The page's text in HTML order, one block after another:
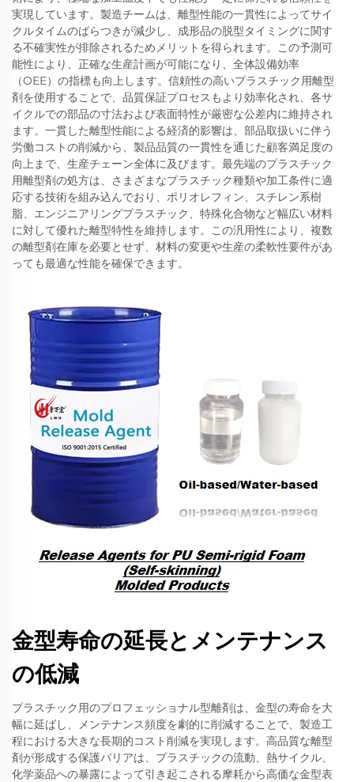
実現しています。製造チームは、離型性能の一貫性によってサイ
クルタイムのばらつきが減少し、成形品の脱型タイミングに関す
る不確実性が排除されるためメリットを得られます。この予測可
能性により、正確な生産計画が可能になり、全体設備効率
（OEE）の指標も向上します。信頼性の高いプラスチック用離型
剤を使用することで、品質保証プロセスもより効率化され、各サ
イクルでの部品の寸法および表面特性が厳密な公差内に維持され
ます。一貫した離型性能による経済的影響は、部品取扱いに伴う
労働コストの削減から、製品品質の一貫性を通じた顧客満足度の
向上まで、生産チェーン全体に及びます。最先端のプラスチック
用離型剤の処方は、さまざまなプラスチック種類や加工条件に適
応する技術を組み込んでおり、ポリオレフィン、スチレン系樹
脂、エンジニアリングプラスチック、特殊化合物など幅広い材料
に対して優れた離型特性を維持します。この汎用性により、複数
の離型剤在庫を必要とせず、材料の変更や生産の柔軟性要件があ
っても最適な性能を確保できます。
金型寿命の延長とメンテナンス
の低減
プラスチック用のプロフェッショナル型離剤は、金型の寿命を大
幅に延ばし、メンテナンス頻度を劇的に削減することで、製造工
程における大きな長期的コスト削減を実現します。高品質な離型
剤が形成する保護バリアは、プラスチックの流動、熱サイクル、
化学薬品への暴露によって引き起こされる摩耗から高価な金型表